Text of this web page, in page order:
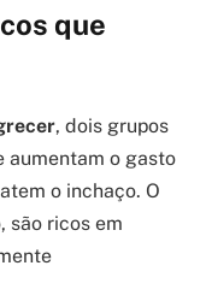
que
, dois grupos
aumentam o gasto
o inchaço. O
são ricos em